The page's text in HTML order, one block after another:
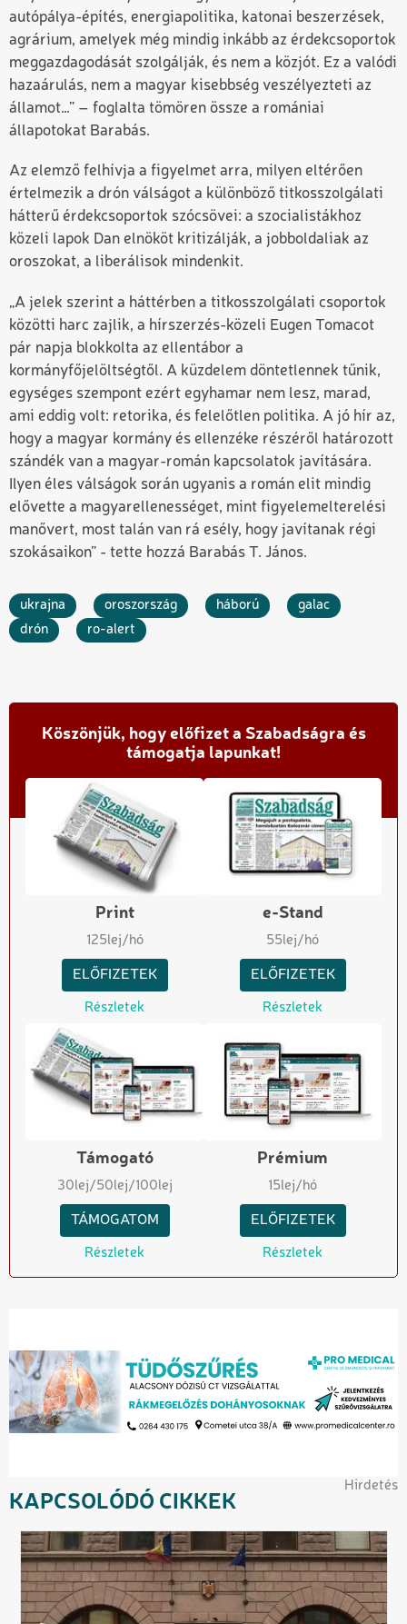
autópálya-építés, energiapolitika, katonai beszerzések,
agrárium, amelyek még mindig inkább az érdekcsoportok
meggazdagodását szolgálják, és nem a közjót. Ez a valódi
hazaárulás, nem a magyar kisebbség veszélyezteti az
államot…” – foglalta tömören össze a romániai
állapotokat Barabás.
Az elemző felhívja a figyelmet arra, milyen eltérően
értelmezik a drón válságot a különböző titkosszolgálati
hátterű érdekcsoportok szócsövei: a szocialistákhoz
közeli lapok Dan elnököt kritizálják, a jobboldaliak az
oroszokat, a liberálisok mindenkit.
„A jelek szerint a háttérben a titkosszolgálati csoportok
közötti harc zajlik, a hírszerzés-közeli Eugen Tomacot
pár napja blokkolta az ellentábor a
kormányfőjelöltségtől. A küzdelem döntetlennek tűnik,
egységes szempont ezért egyhamar nem lesz, marad,
ami eddig volt: retorika, és felelőtlen politika. A jó hír az,
hogy a magyar kormány és ellenzéke részéről határozott
szándék van a magyar-román kapcsolatok javítására.
Ilyen éles válságok során ugyanis a román elit mindig
elővette a magyarellenességet, mint figyelemelterelési
manővert, most talán van rá esély, hogy javítanak régi
szokásaikon” - tette hozzá Barabás T. János.
ukrajna oroszország háború
galac
drón
ro-alert
Köszönjük, hogy előfizet a Szabadságra és
támogatja lapunkat!
Print
125lej/hó
ELŐFIZETEK
Részletek
e-Stand
55lej/hó
ELŐFIZETEK
Részletek
Támogató
30lej/50lej/100lej
TÁMOGATOM
Részletek
Prémium
15lej/hó
ELŐFIZETEK
Részletek
Hirdetés
KAPCSOLÓDÓ CIKKEK